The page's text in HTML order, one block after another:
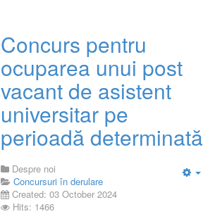
Concurs pentru
ocuparea unui post
vacant de asistent
universitar pe
perioadă determinată
Despre noi
Concursuri în derulare
Created: 03 October 2024
Hits: 1466